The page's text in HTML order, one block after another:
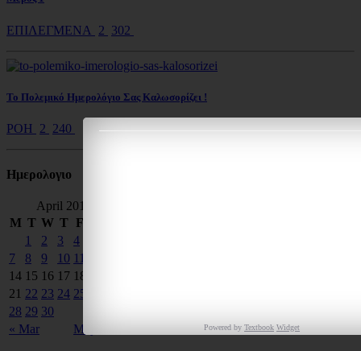
ΕΠΙΛΕΓΜΕΝΑ 2 302
Το Πολεμικό Ημερολόγιο Σας Καλωσορίζει !
ΡΟΗ 2 240
Ημερολoγιο
April 2014
M T W T F
« Mar May »
1 2 3 4
7
8 9 10 11
14 15 16 17 18
21 22 23 24 25
28 29 30
Powered byTextbook Widget